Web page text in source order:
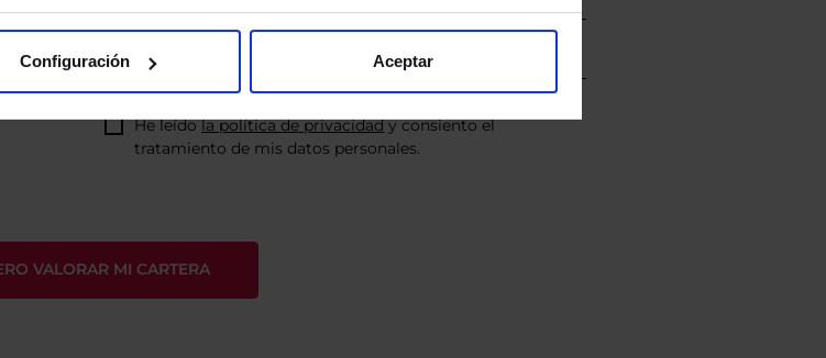
Configuración Aceptar
He leídola política de privacidady consiento el
tratamiento de mis datos personales.